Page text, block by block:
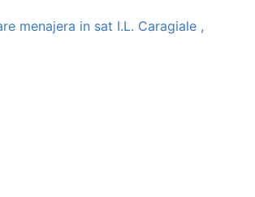
menajera in sat I.L. Caragiale ,